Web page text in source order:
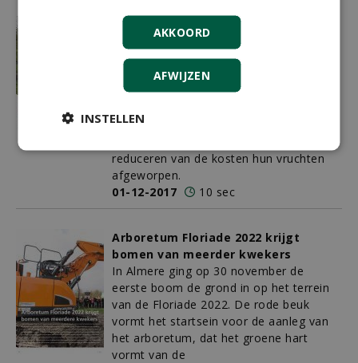
Het rendement en de klant zijn
belangrijker dan de aantallen
Nadat vorig jaar de weg naar boven
ingeslagen is, zijn ook dit jaar de omzet
en het resultaat van de boomkwekerij
haagplantsoenkwekers hebben het
reduceren van de kosten hun vruchten
afgeworpen.
01-12-2017
10 sec
Arboretum Floriade 2022 krijgt
bomen van meerder kwekers
In Almere ging op 30 november de
eerste boom de grond in op het terrein
van de Floriade 2022. De rode beuk
vormt het startsein voor de aanleg van
het arboretum, dat het groene hart
vormt van de
AKKOORD
AFWIJZEN
INSTELLEN